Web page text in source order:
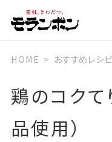
HOME おすすめレシピ
鶏のコクて
品使用）